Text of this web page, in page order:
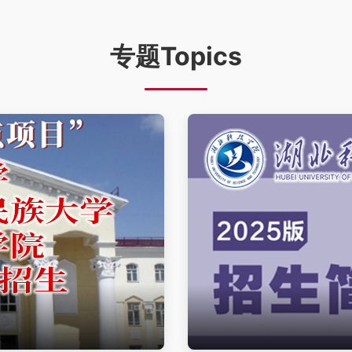
专题Topics